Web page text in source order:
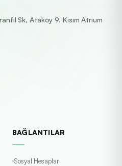
Sk, Ataköy 9. Kısım Atrium
BAĞLANTILAR
Sosyal Hesaplar